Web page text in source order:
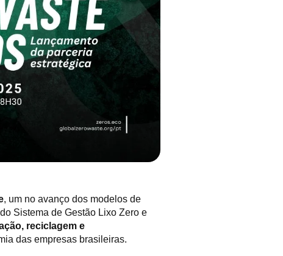
, um no avanço dos modelos de
Sistema de Gestão Lixo Zero e
reciclagem e
das empresas brasileiras.